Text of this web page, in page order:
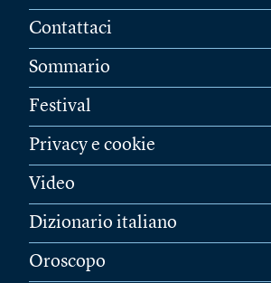
Contattaci
Sommario
Festival
Privacy e cookie
Video
Dizionario italiano
Oroscopo